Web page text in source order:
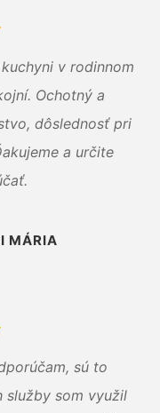
v rodinnom
Ochotný a
dôslednosť pri
a určite
MÁRIA
sú to
služby som využil